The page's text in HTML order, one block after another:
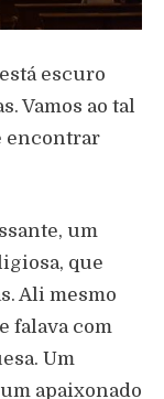
escuro
Vamos ao tal
encontrar
um
que
Ali mesmo
falava com
Um
apaixonado